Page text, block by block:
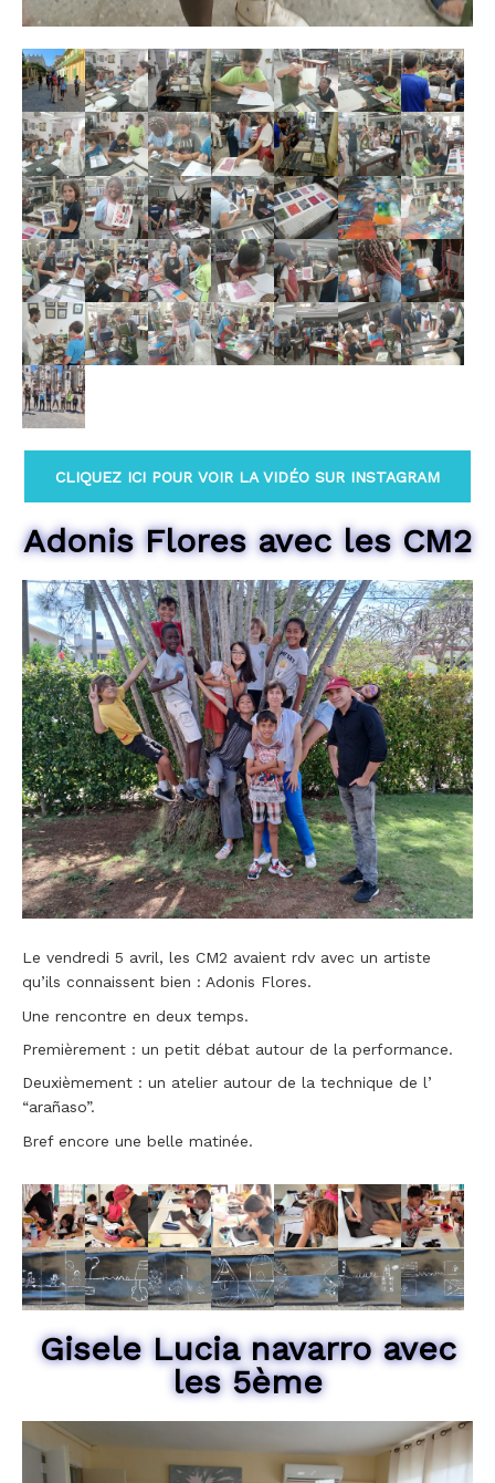
CLIQUEZ ICI POUR VOIR LA VIDÉO SUR INSTAGRAM
Adonis Flores avec les CM2
Le vendredi 5 avril, les CM2 avaient rdv avec un artiste
qu’ils connaissent bien : Adonis Flores.
Une rencontre en deux temps.
Premièrement : un petit débat autour de la performance.
Deuxièmement : un atelier autour de la technique de l’
“arañaso”.
Bref encore une belle matinée.
Gisele Lucia navarro avec
les 5ème